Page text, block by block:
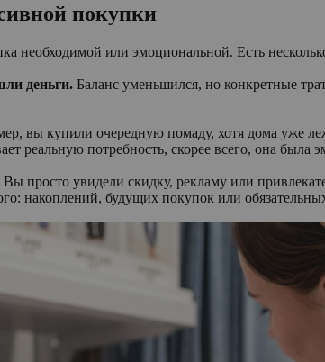
покупки
необходимой или эмоциональной. Есть
деньги. Баланс уменьшился, но конкретные
вы купили очередную помаду, хотя дома уже
реальную потребность, скорее всего, она была
Вы просто увидели скидку, рекламу или
накоплений, будущих покупок или